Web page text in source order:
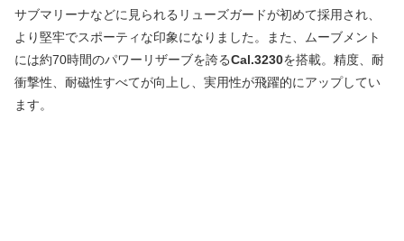
サブマリーナなどに見られるリューズガードが初めて採用され、
より堅牢でスポーティな印象になりました。また、ムーブメント
には約70時間のパワーリザーブを誇るCal.3230を搭載。精度、耐
衝撃性、耐磁性すべてが向上し、実用性が飛躍的にアップしてい
ます。